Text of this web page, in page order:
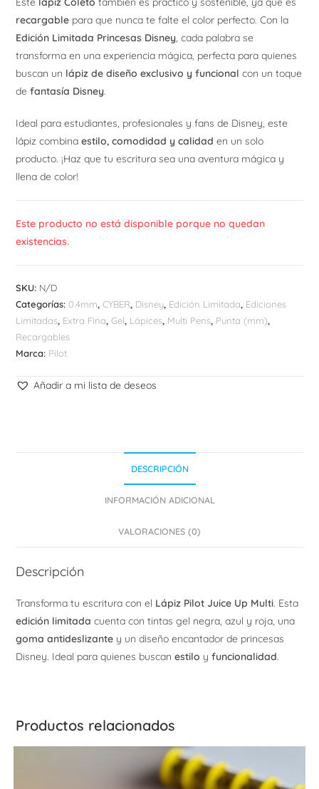
recargable para que nunca te falte el color perfecto. Con la
Edición Limitada Princesas Disney, cada palabra se
transforma en una experiencia mágica, perfecta para quienes
buscan un lápiz de diseño exclusivo y funcional con un toque
defantasía Disney.
Ideal para estudiantes, profesionales y fans de Disney, este
lápiz combinaestilo, comodidad y calidad en un solo
producto. ¡Haz que tu escritura sea una aventura mágica y
llena de color!
Este producto no está disponible porque no quedan
existencias.
SKU: N/D
Categorías: 0.4mm,CYBER, Disney, Edición Limitada, Ediciones
Limitadas, Extra Fina,Gel, Lápices, Multi Pens, Punta (mm),
Recargables
Marca: Pilot
Añadir a mi lista de deseos
DESCRIPCIÓN
INFORMACIÓN ADICIONAL
VALORACIONES (0)
Descripción
Transforma tu escritura con el Lápiz Pilot Juice Up Multi. Esta
edición limitada cuenta con tintas gel negra, azul y roja, una
goma antideslizante y un diseño encantador de princesas
Disney. Ideal para quienes buscanestilo yfuncionalidad.
Productos relacionados